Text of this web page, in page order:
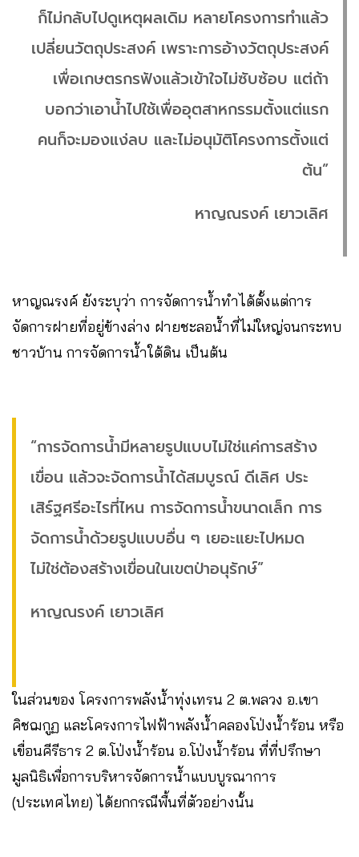
ก็ไม่กลับไปดูเหตุผลเดิม หลายโครงการทำแล้ว
เปลี่ยนวัตถุประสงค์ เพราะการอ้างวัตถุประสงค์
เพื่อเกษตรกรฟังแล้วเข้าใจไม่ซับซ้อบ แต่ถ้า
บอกว่าเอาน้ำไปใช้เพื่ออุตสาหกรรมตั้งแต่แรก
คนก็จะมองแง่ลบ และไม่อนุมัติโครงการตั้งแต่
ต้น”
หาญณรงค์ เยาวเลิศ
หาญณรงค์ ยังระบุว่า การจัดการน้ำทำได้ตั้งแต่การ
จัดการฝายที่อยู่ข้างล่าง ฝายชะลอน้ำที่ไม่ใหญ่จนกระทบ
ชาวบ้าน การจัดการน้ำใต้ดิน เป็นต้น
“การจัดการน้ำมีหลายรูปแบบไม่ใช่แค่การสร้าง
เขื่อน แล้วจะจัดการน้ำได้สมบูรณ์ ดีเลิศ ประ
เสิร์ฐศรีอะไรที่ไหน การจัดการน้ำขนาดเล็ก การ
จัดการน้ำด้วยรูปแบบอื่น ๆ เยอะแยะไปหมด
ไม่ใช่ต้องสร้างเขื่อนในเขตป่าอนุรักษ์”
หาญณรงค์ เยาวเลิศ
ในส่วนของ โครงการพลังน้ำทุ่งเทรน 2 ต.พลวง อ.เขา
คิชฌกูฏ และโครงการไฟฟ้าพลังน้ำคลองโป่งน้ำร้อน หรือ
เขื่อนคีรีธาร 2 ต.โป่งน้ำร้อน อ.โป่งน้ำร้อน ที่ที่ปรึกษา
มูลนิธิเพื่อการบริหารจัดการน้ำแบบบูรณาการ
(ประเทศไทย) ได้ยกกรณีพื้นที่ตัวอย่างนั้น